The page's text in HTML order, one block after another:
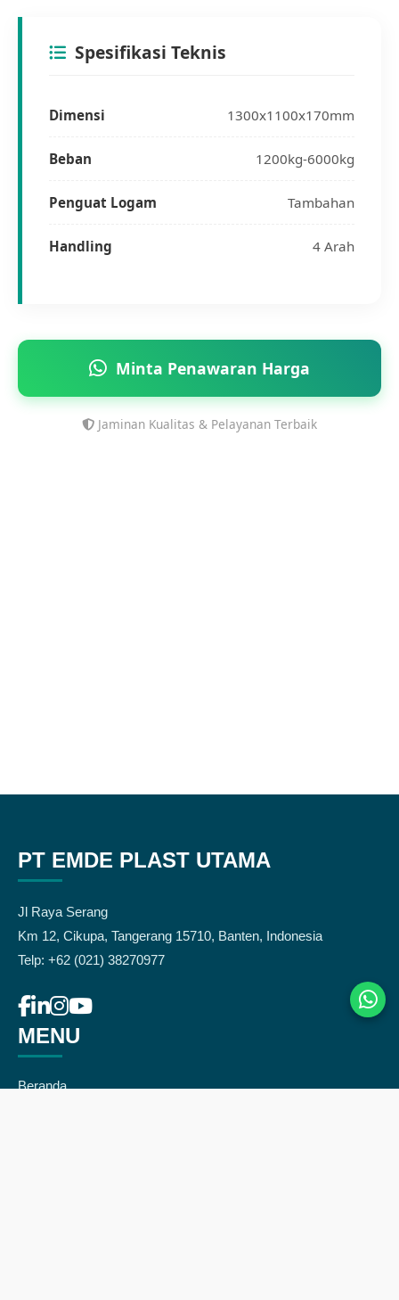
Spesifikasi Teknis
Dimensi 1300x1100x170mm
Beban 1200kg-6000kg
Penguat Logam Tambahan
Handling 4 Arah
Minta Penawaran Harga
Jaminan Kualitas & Pelayanan Terbaik
PT EMDE PLAST UTAMA
Jl Raya Serang
Km 12, Cikupa, Tangerang 15710, Banten, Indonesia
Telp: +62 (021) 38270977
MENU
Beranda